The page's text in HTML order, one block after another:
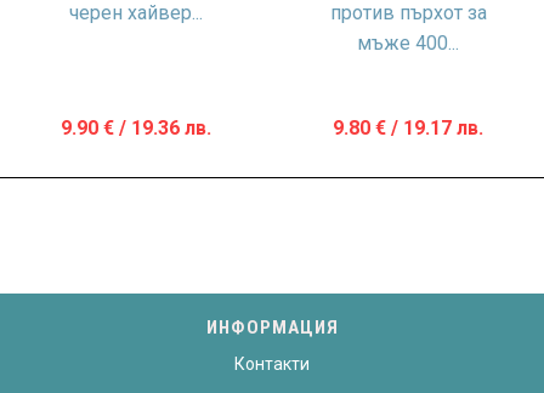
черен хайвер...
9.90 € / 19.36 лв.
против пърхот за
мъже 400...
9.80 € / 19.17 лв.
ИНФОРМАЦИЯ
Контакти